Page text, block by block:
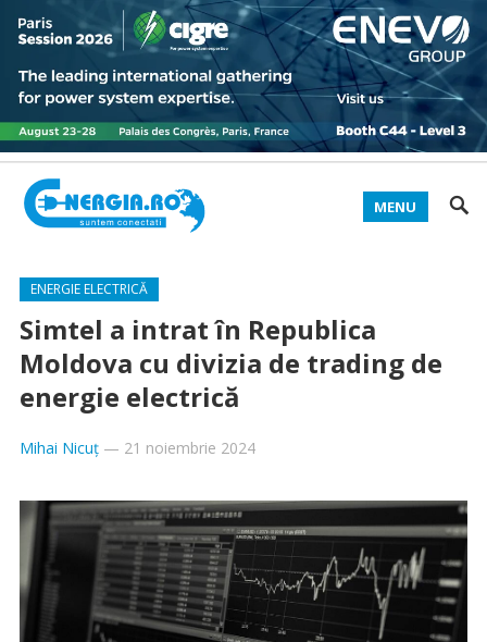
MENU
ENERGIE ELECTRICĂ
Simtel a intrat în Republica
Moldova cu divizia de trading de
energie electrică
Mihai Nicuț— 21 noiembrie 2024